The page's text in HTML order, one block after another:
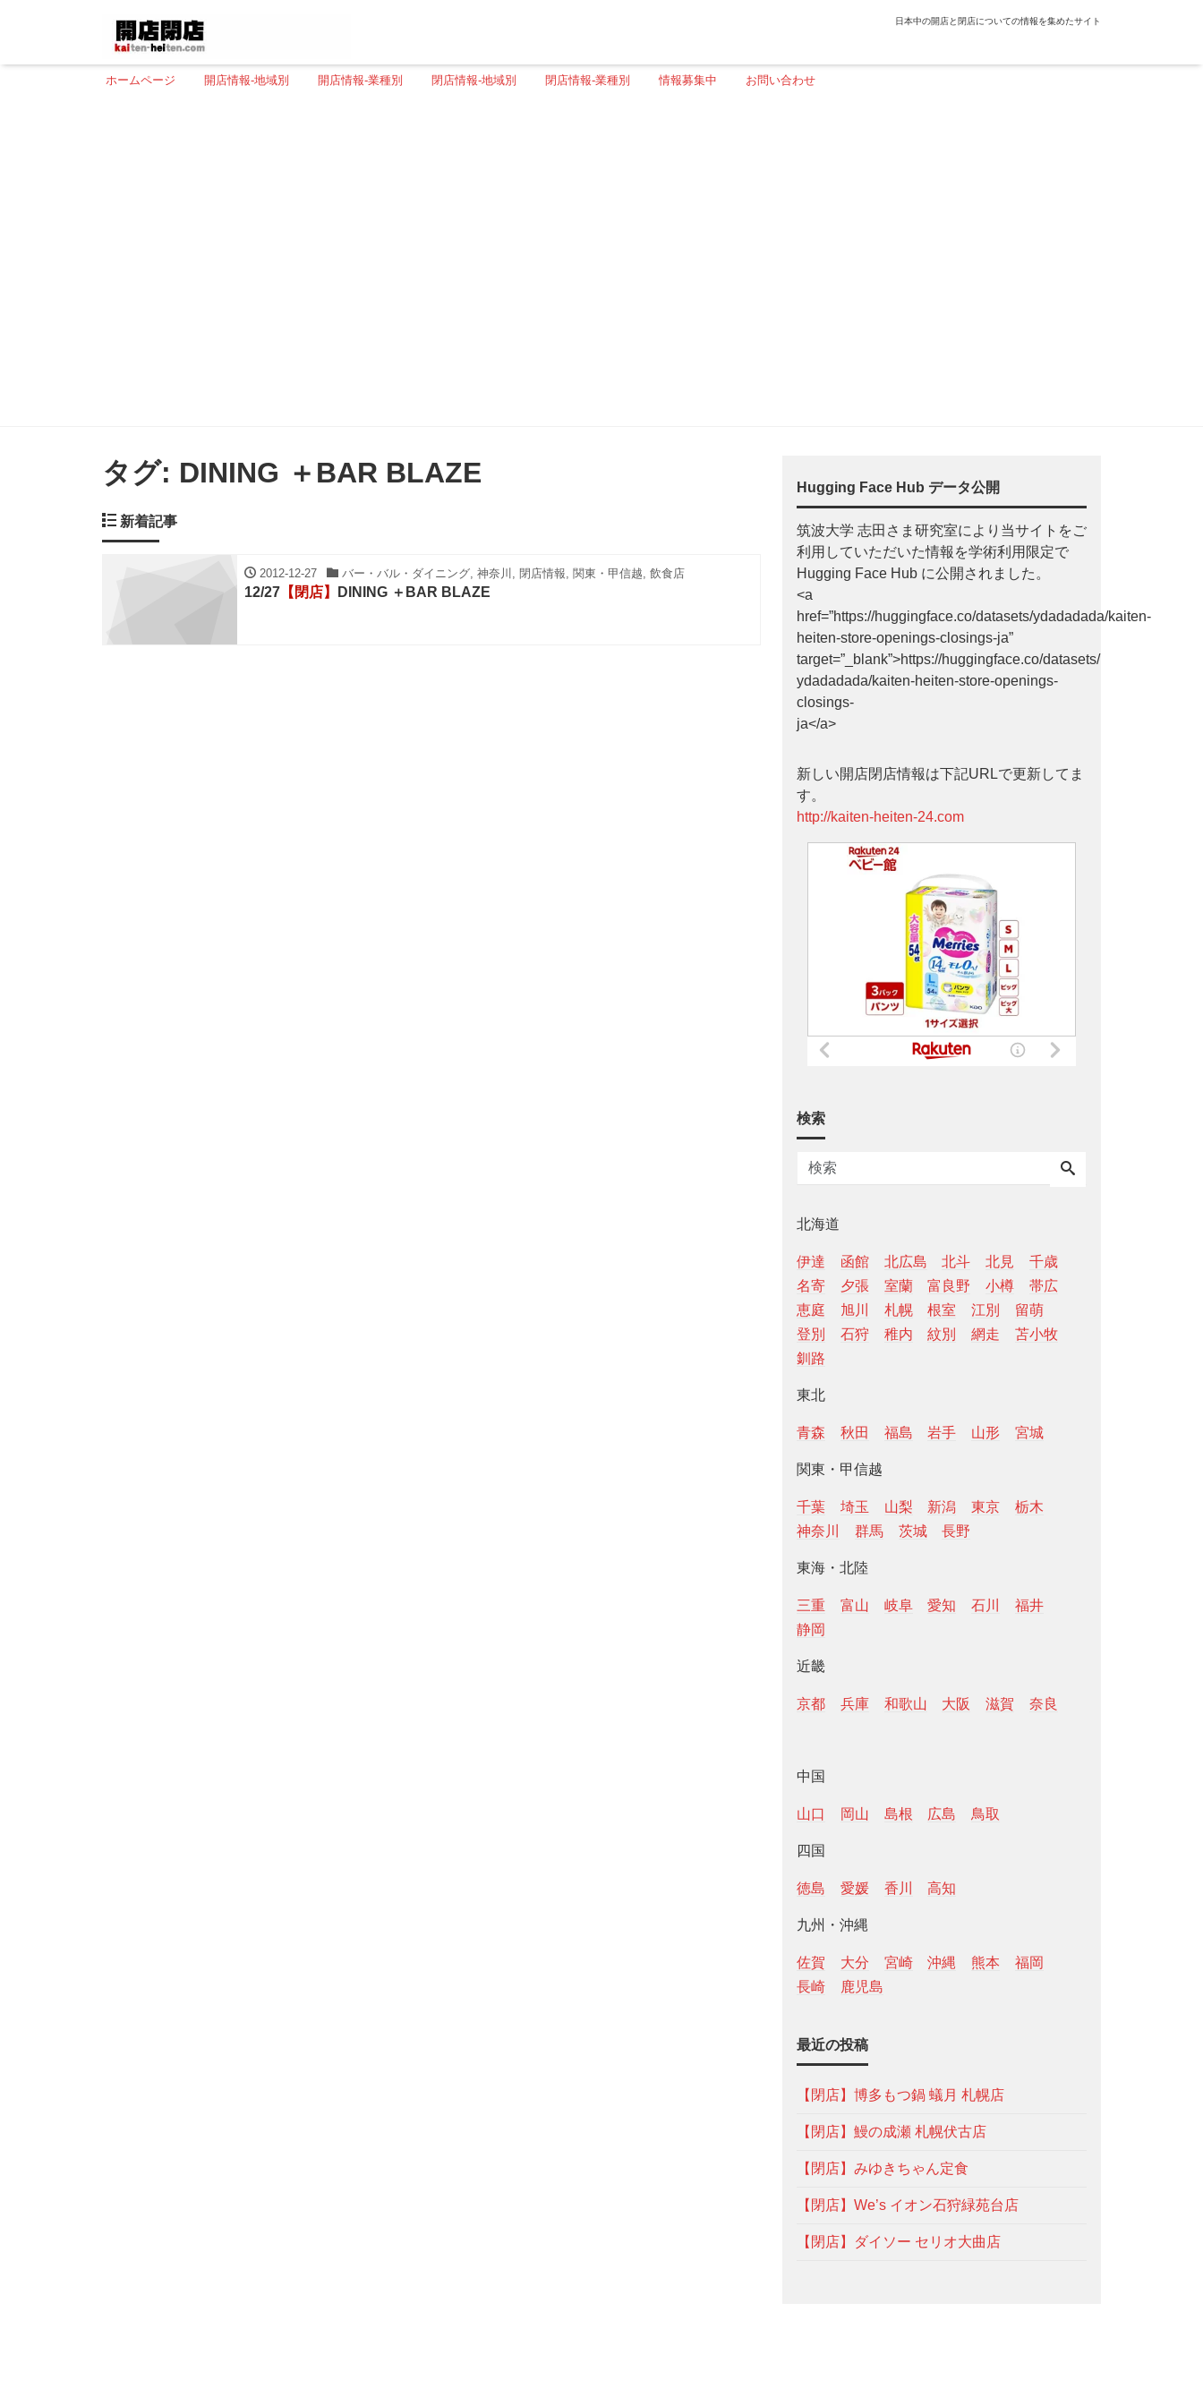
日本中の開店と閉店についての情報を集めたサイト
ホームページ 開店情報-地域別 開店情報-業種別 閉店情報-地域別 閉店情報-業種別 情報募集中 お問い合わせ
タグ: DINING ＋BAR BLAZE
新着記事
2012-12-27 バー・バル・ダイニング, 神奈川, 閉店情報, 関東・甲信越, 飲食店
12/27 【閉店】 DINING ＋BAR BLAZE
Hugging Face Hub データ公開
筑波大学 志田さま研究室により当サイトをご
利用していただいた情報を学術利用限定で
Hugging Face Hub に公開されました。
<a
href=”https://huggingface.co/datasets/ydadadada/kaiten-
heiten-store-openings-closings-ja”
target=”_blank”>https://huggingface.co/datasets/
ydadadada/kaiten-heiten-store-openings-
closings-
ja</a>
新しい開店閉店情報は下記URLで更新してま
す。
http://kaiten-heiten-24.com
検索
北海道
伊達 函館 北広島 北斗 北見
千歳
名寄
夕張 室蘭 富良野 小樽
帯広
恵庭
旭川 札幌 根室 江別
留萌
登別
石狩 稚内 紋別 網走
苫小牧
釧路
東北
青森 秋田 福島 岩手 山形 宮城
関東・甲信越
千葉 埼玉 山梨 新潟 東京
栃木
神奈川
群馬 茨城 長野
東海・北陸
三重 富山 岐阜 愛知 石川
福井
静岡
近畿
京都 兵庫 和歌山 大阪 滋賀 奈良
中国
山口 岡山 島根 広島 鳥取
四国
徳島 愛媛 香川 高知
九州・沖縄
佐賀 大分 宮崎 沖縄 熊本
福岡
長崎
鹿児島
最近の投稿
【閉店】博多もつ鍋 蟻月 札幌店
【閉店】鰻の成瀬 札幌伏古店
【閉店】みゆきちゃん定食
【閉店】We’s イオン石狩緑苑台店
【閉店】ダイソー セリオ大曲店